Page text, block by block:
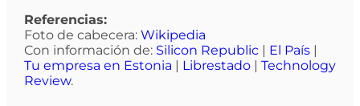
Referencias:
Foto de cabecera: Wikipedia
Con información de: Silicon Republic| El País|
Tu empresa en Estonia | Librestado| Technology
Review.